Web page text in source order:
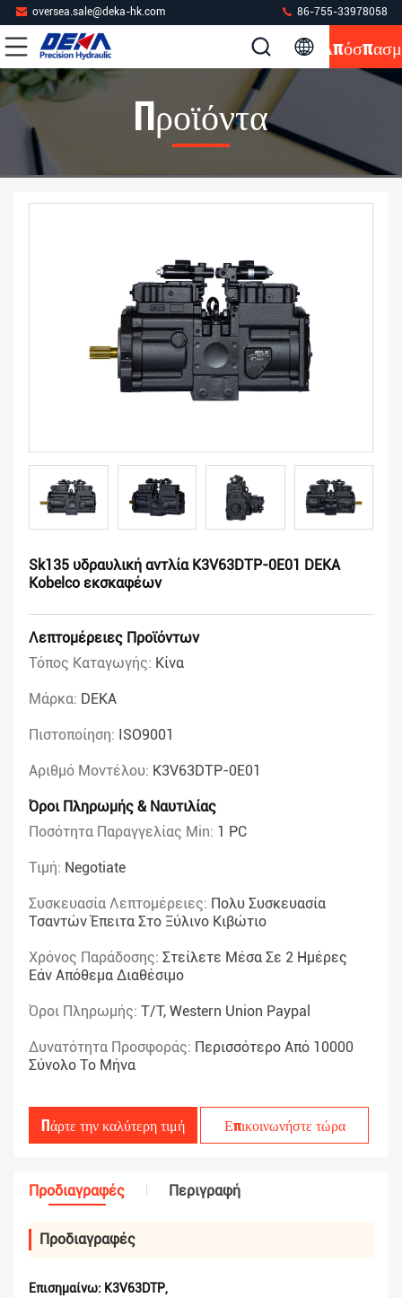
oversea.sale@deka-hk.com 86-755-33978058
Προϊόντα
Sk135 υδραυλική αντλία K3V63DTP-0E01 DEKA
Kobelco εκσκαφέων
Λεπτομέρειες Προϊόντων
Τόπος Καταγωγής: Κίνα
Μάρκα: DEKA
Πιστοποίηση: ISO9001
Αριθμό Μοντέλου: K3V63DTP-0E01
Όροι Πληρωμής & Ναυτιλίας
Ποσότητα Παραγγελίας Min: 1 PC
Τιμή: Negotiate
Συσκευασία Λεπτομέρειες: Πολυ Συσκευασία
Τσαντών Έπειτα Στο Ξύλινο Κιβώτιο
Χρόνος Παράδοσης: Στείλετε Μέσα Σε 2 Ημέρες
Εάν Απόθεμα Διαθέσιμο
Όροι Πληρωμής: T/T, Western Union Paypal
Δυνατότητα Προσφοράς: Περισσότερο Από 10000
Σύνολο Το Μήνα
Πάρτε την καλύτερη τιμή Επικοινωνήστε τώρα
Προδιαγραφές Περιγραφή
Προδιαγραφές
Επισημαίνω: K3V63DTP,